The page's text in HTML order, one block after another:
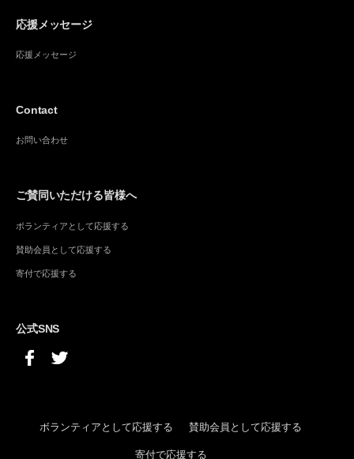
応援メッセージ
応援メッセージ
Contact
お問い合わせ
ご賛同いただける皆様へ
ボランティアとして応援する
賛助会員として応援する
寄付で応援する
公式SNS
ボランティアとして応援する 賛助会員として応援する
寄付で応援する